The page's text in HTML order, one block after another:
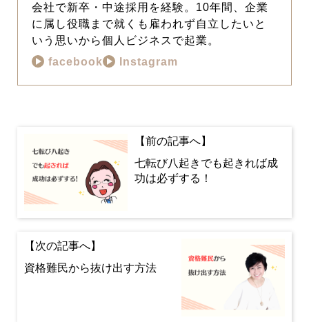
会社で新卒・中途採用を経験。10年間、企業
に属し役職まで就くも雇われず自立したいと
いう思いから個人ビジネスで起業。
facebook Instagram
七転び八起きでも起きれば成
功は必ずする！
資格難民から抜け出す方法